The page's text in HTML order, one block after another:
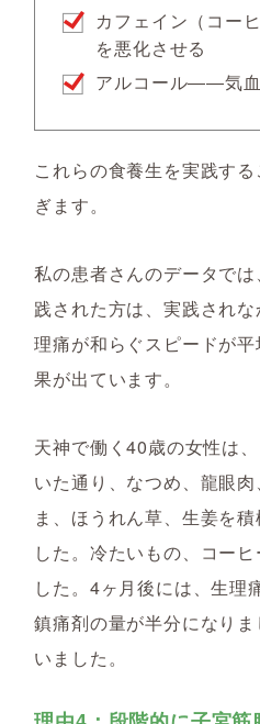
カフェイン（コー
を悪化させる
アルコール――気血
これらの食養生を実践す
ぎます。
私の患者さんのデータで
践された方は、実践され
理痛が和らぐスピードが
果が出ています。
天神で働く40歳の女性は
いた通り、なつめ、龍眼
ま、ほうれん草、生姜を
した。冷たいもの、コー
した。4ヶ月後には、生理
鎮痛剤の量が半分になり
いました。